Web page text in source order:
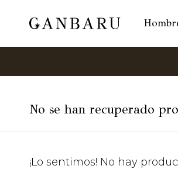
No se han recuperado
¡Lo sentimos! No hay